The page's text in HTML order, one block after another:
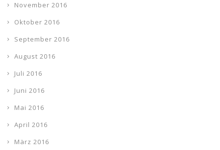
November 2016
Oktober 2016
September 2016
August 2016
Juli 2016
Juni 2016
Mai 2016
April 2016
März 2016